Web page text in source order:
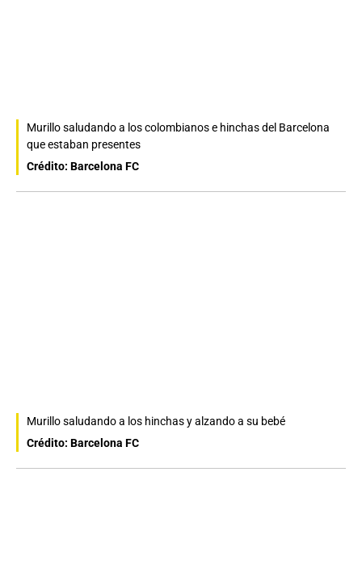
Murillo saludando a los colombianos e hinchas del Barcelona
que estaban presentes
Crédito: Barcelona FC
Murillo saludando a los hinchas y alzando a su bebé
Crédito: Barcelona FC